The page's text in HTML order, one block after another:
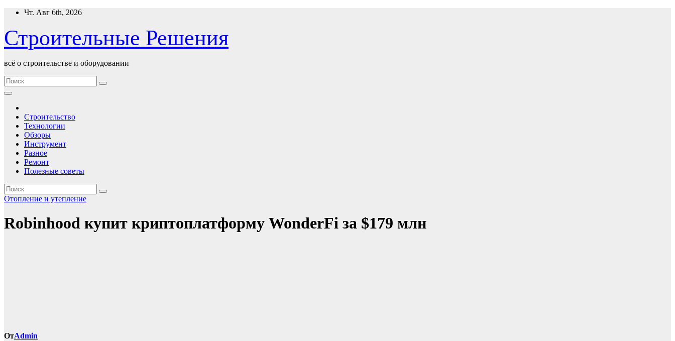
Перейти
содержимому
Чт. Авг 6th, 2026
Строительные Решения
всё о строительстве и оборудовании
Строительство
Технологии
Обзоры
Инструмент
Разное
Ремонт
Полезные советы
Отопление и утепление
Robinhood купит криптоплатформу WonderFi за $179 млн
ОтAdmin